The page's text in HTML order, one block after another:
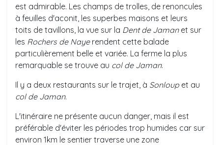
est admirable. Les champs de trolles, de renoncules
à feuilles d'aconit, les superbes maisons et leurs
toits de tavillons, la vue sur la Dent de Jamanet sur
les Rochers de Nayerendent cette balade
particulièrement belle et variée. La ferme la plus
remarquable se trouve au col de Jaman.
Il y a deux restaurants sur le trajet, à Sonloup et au
col de Jaman.
L'itinéraire ne présente aucun danger, mais il est
préférable d'éviter les périodes trop humides car sur
environ 1km le sentier traverse une zone